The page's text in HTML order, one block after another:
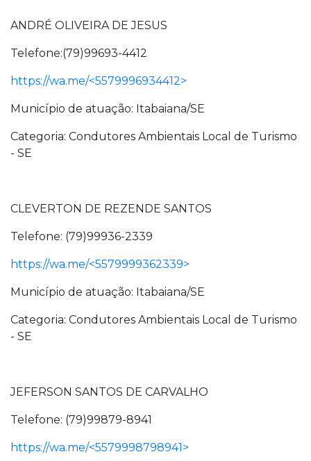
ANDRÉ OLIVEIRA DE JESUS
Telefone:(79)99693-4412
https://wa.me/<5579996934412>
Município de atuação: Itabaiana/SE
Categoria: Condutores Ambientais Local de Turismo
- SE
CLEVERTON DE REZENDE SANTOS
Telefone: (79)99936-2339
https://wa.me/<5579999362339>
Município de atuação: Itabaiana/SE
Categoria: Condutores Ambientais Local de Turismo
- SE
JEFERSON SANTOS DE CARVALHO
Telefone: (79)99879-8941
https://wa.me/<5579998798941>